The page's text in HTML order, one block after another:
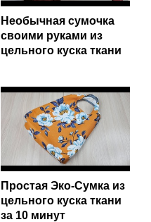
Необычная сумочка
своими руками из
цельного куска ткани
Простая Эко-Сумка из
цельного куска ткани
за 10 минут